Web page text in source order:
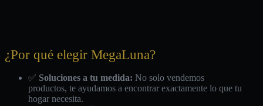
¿Por qué elegir MegaLuna?
✅ Soluciones a tu medida: No solo vendemos
productos, te ayudamos a encontrar exactamente lo que tu
hogar necesita.